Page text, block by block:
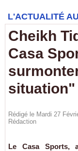
L'ACTUALITÉ
Cheikh
Casa
situation"
Rédigé le Mardi 27
Rédaction
Le Casa Sports,